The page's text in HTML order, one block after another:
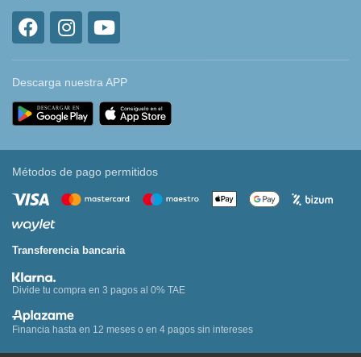
Descarga nuestra APP
Métodos de pago permitidos
Transferencia bancaria
Divide tu compra en 3 pagos al 0% TAE
Financia hasta en 12 meses o en 4 pagos sin intereses